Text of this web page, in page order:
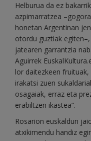
Helburua da ez
azpimarratzea
honetan Argentinan
otordu guztiak
jatearen garrantzia
Aguirrek
lor daitezkeen
irakatsi zuen
osagaiak, erraz eta
erabiltzen ikastea”.
Rosarion euskaldun
atxikimendu handiz